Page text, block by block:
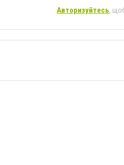
Авторизуйтесь,